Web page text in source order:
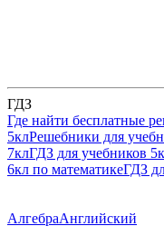
ГДЗ
Где найти бесплатные
5клРешебники для
7клГДЗ для учебников
6кл по математикеГДЗ
АлгебраАнглийский